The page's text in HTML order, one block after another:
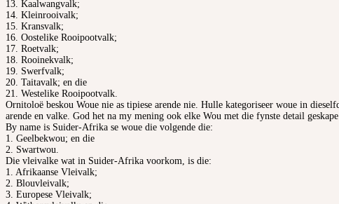
13. Kaalwangvalk;
14. Kleinrooivalk;
15. Kransvalk;
16. Oostelike Rooipootvalk;
17. Roetvalk;
18. Rooinekvalk;
19. Swerfvalk;
20. Taitavalk; en die
21. Westelike Rooipootvalk.
Ornitoloë beskou Woue nie as tipiese arende nie. Hulle kategoriseer woue in
arende en valke. God het na my mening ook elke Wou met die fynste detail
By name is Suider-Afrika se woue die volgende die:
1. Geelbekwou; en die
2. Swartwou.
Die vleivalke wat in Suider-Afrika voorkom, is die:
1. Afrikaanse Vleivalk;
2. Blouvleivalk;
3. Europese Vleivalk;